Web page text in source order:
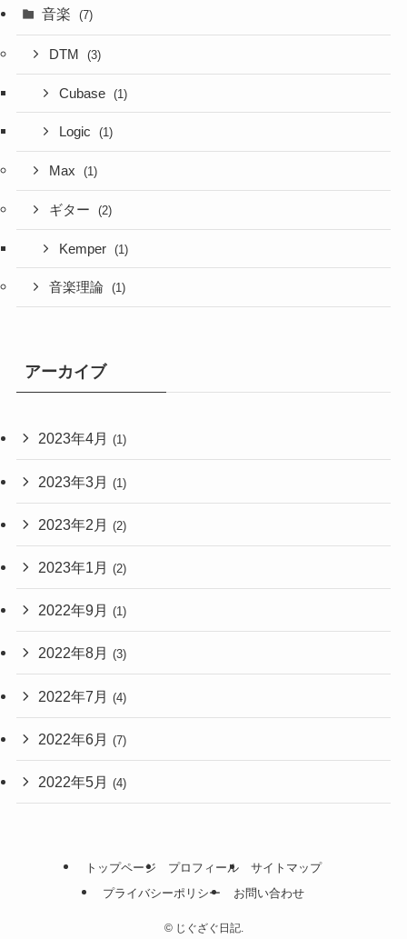
音楽 (7)
DTM (3)
Cubase (1)
Logic (1)
Max (1)
ギター (2)
Kemper (1)
音楽理論 (1)
アーカイブ
2023年4月 (1)
2023年3月 (1)
2023年2月 (2)
2023年1月 (2)
2022年9月 (1)
2022年8月 (3)
2022年7月 (4)
2022年6月 (7)
2022年5月 (4)
トップページ プロフィール
サイトマップ
プライバシーポリシー
お問い合わせ
©じぐざぐ日記.